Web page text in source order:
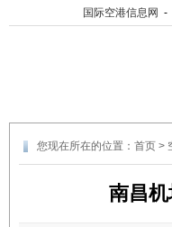
国际空港信息网 -
您现在所在的位置： 首页 >
南昌